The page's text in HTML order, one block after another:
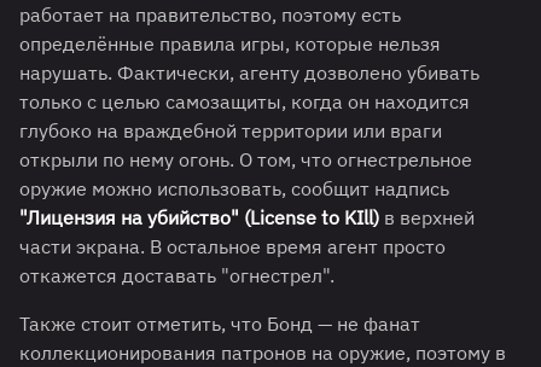
работает на правительство, поэтому есть
определённые правила игры, которые нельзя
нарушать. Фактически, агенту дозволено убивать
только с целью самозащиты, когда он находится
глубоко на враждебной территории или враги
открыли по нему огонь. О том, что огнестрельное
оружие можно использовать, сообщит надпись
"Лицензия на убийство" (License to KIll) в верхней
части экрана. В остальное время агент просто
откажется доставать "огнестрел".
Также стоит отметить, что Бонд — не фанат
коллекционирования патронов на оружие, поэтому в